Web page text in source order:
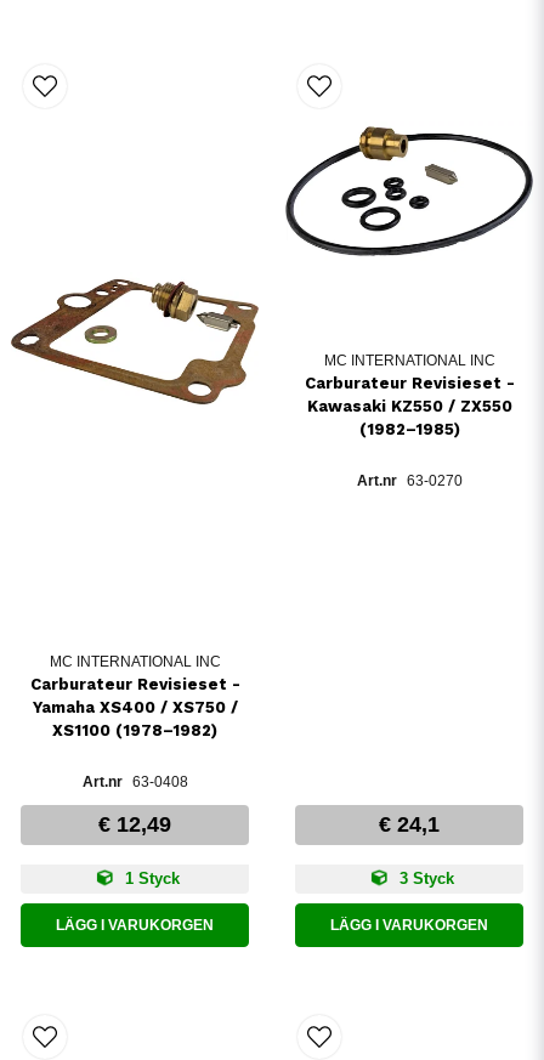
MC INTERNATIONAL INC
Carburateur Revisieset -
Yamaha XS400 / XS750 /
XS1100 (1978–1982)
63-0408
€ 12,49
1 Styck
LÄGG I VARUKORGEN
MC INTERNATIONAL INC
Carburateur Revisieset -
Kawasaki KZ550 / ZX550
(1982–1985)
63-0270
€ 24,1
3 Styck
LÄGG I VARUKORGEN